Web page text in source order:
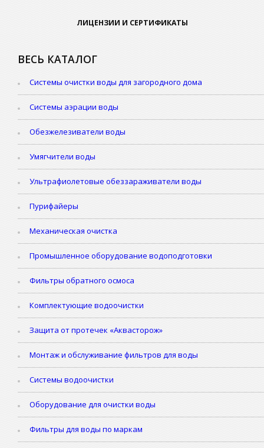
ЛИЦЕНЗИИ И СЕРТИФИКАТЫ
ВЕСЬ КАТАЛОГ
Системы очистки воды для загородного дома
Системы аэрации воды
Обезжелезиватели воды
Умягчители воды
Ультрафиолетовые обеззараживатели воды
Пурифайеры
Механическая очистка
Промышленное оборудование водоподготовки
Фильтры обратного осмоса
Комплектующие водоочистки
Защита от протечек «Аквасторож»
Монтаж и обслуживание фильтров для воды
Системы водоочистки
Оборудование для очистки воды
Фильтры для воды по маркам